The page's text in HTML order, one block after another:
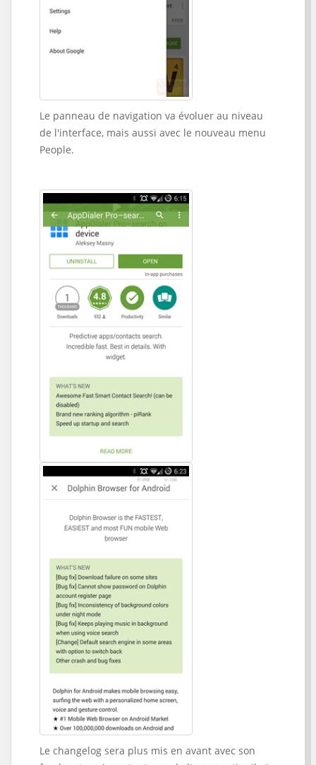
Le panneau de navigation va évoluer au niveau
de l'interface, mais aussi avec le nouveau menu
People.
Le changelog sera plus mis en avant avec son